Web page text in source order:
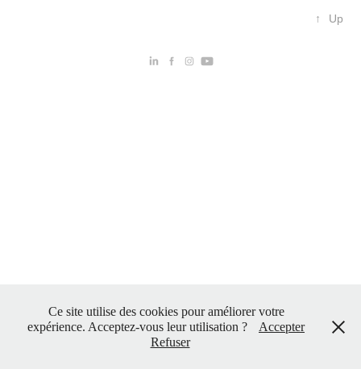
↑ Up
Ce site utilise des cookies pour améliorer votre
expérience. Acceptez-vous leur utilisation ?
Accepter
Refuser